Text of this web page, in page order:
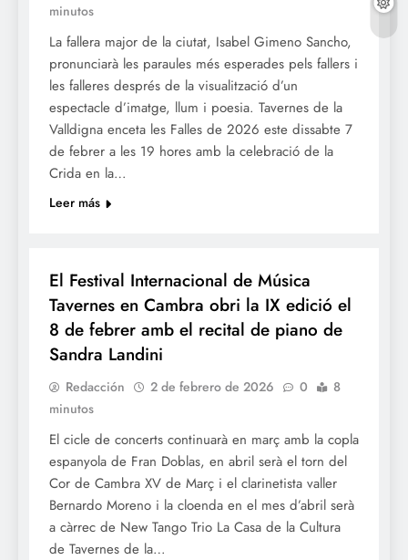
minutos
La fallera major de la ciutat, Isabel Gimeno Sancho,
pronunciarà les paraules més esperades pels fallers i
les falleres després de la visualització d’un
espectacle d’imatge, llum i poesia. Tavernes de la
Valldigna enceta les Falles de 2026 este dissabte 7
de febrer a les 19 hores amb la celebració de la
Crida en la…
Leer más
El Festival Internacional de Música
Tavernes en Cambra obri la IX edició el
8 de febrer amb el recital de piano de
Sandra Landini
Redacción 2 de febrero de 2026 0
8
minutos
El cicle de concerts continuarà en març amb la copla
espanyola de Fran Doblas, en abril serà el torn del
Cor de Cambra XV de Març i el clarinetista valler
Bernardo Moreno i la cloenda en el mes d’abril serà
a càrrec de New Tango Trio La Casa de la Cultura
de Tavernes de la…